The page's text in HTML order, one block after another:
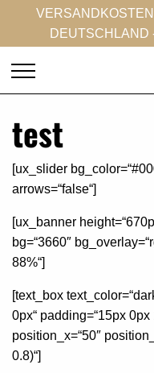
DEUTSCHLAND
test
[ux_slider
arrows=“false“]
[ux_banner
bg=“3660″
88%“]
[text_box
0px“ padding=“15px 0px
position_x=“50″
0.8)“]